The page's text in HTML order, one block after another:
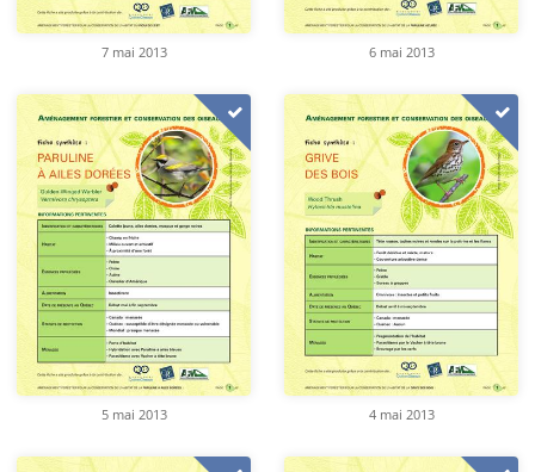
7 mai 2013 6 mai 2013
5 mai 2013 4 mai 2013